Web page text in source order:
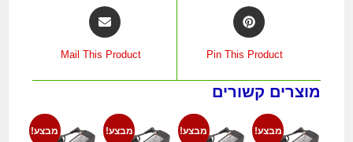
Pin This Product
Mail This Product
מוצרים קשורים
מבצע! מבצע! מבצע! מבצע!